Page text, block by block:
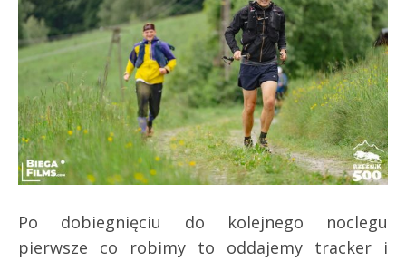
Po dobiegnięciu do kolejnego noclegu
pierwsze co robimy to oddajemy tracker i